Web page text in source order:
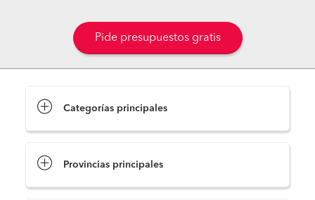
Pide presupuestos gratis
Categorías principales
Provincias principales